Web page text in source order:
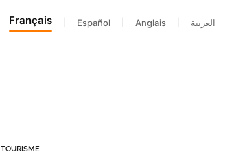
Français Español Anglais العربية
TOURISME